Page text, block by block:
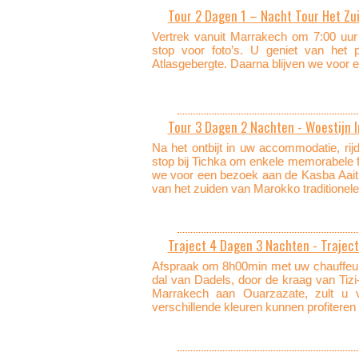
Tour 2 Dagen 1 – Nacht Tour Het
Vertrek vanuit Marrakech om 7:00
stop voor foto’s. U geniet van het
Atlasgebergte. Daarna blijven we voor
Tour 3 Dagen 2 Nachten - Woestijn
Na het ontbijt in uw accommodatie,
stop bij Tichka om enkele
we voor een bezoek aan de Kasba
van het zuiden van Marokko
Traject 4 Dagen 3 Nachten -
Afspraak om 8h00min met uw
dal van Dadels, door de kraag van
Marrakech aan Ouarzazate, zult u
verschillende kleuren kunnen